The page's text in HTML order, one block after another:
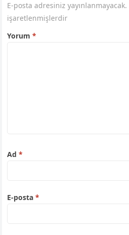
E-posta adresiniz yayınlanmayacak.
işaretlenmişlerdir
Yorum*
Ad*
E-posta*